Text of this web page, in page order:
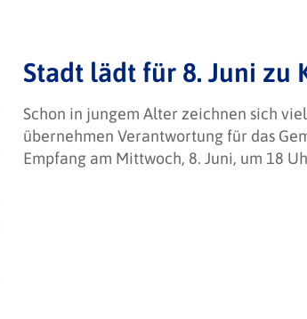
Stadt lädt für 8. Juni zu
Schon in jungem Alter zeichnen sich
übernehmen Verantwortung für das
Empfang am Mittwoch, 8. Juni, um 18